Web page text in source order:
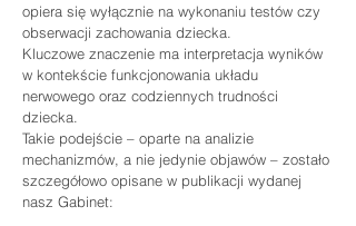
opiera się wyłącznie na wykonaniu testów czy
obserwacji zachowania dziecka.
Kluczowe znaczenie ma interpretacja wyników
w kontekście funkcjonowania układu
nerwowego oraz codziennych trudności
dziecka.
Takie podejście – oparte na analizie
mechanizmów, a nie jedynie objawów – zostało
szczegółowo opisane w publikacji wydanej
nasz Gabinet: